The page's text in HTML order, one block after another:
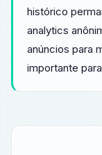
histórico
analytics
anúncios para
importante